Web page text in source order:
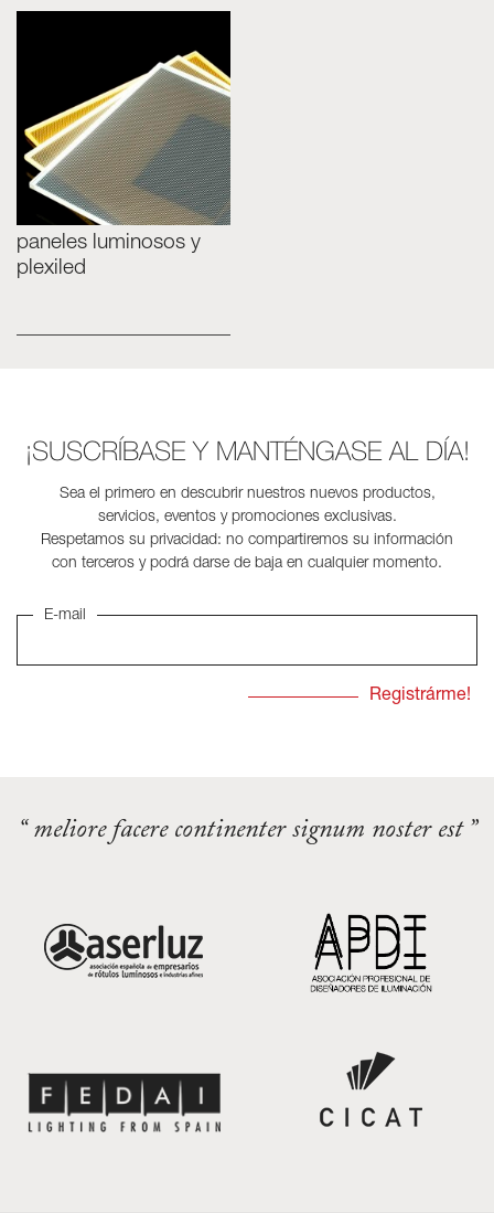
paneles luminosos y
plexiled
¡SUSCRÍBASE Y MANTÉNGASE AL DÍA!
Sea el primero en descubrir nuestros nuevos productos,
servicios, eventos y promociones exclusivas.
Respetamos su privacidad: no compartiremos su información
con terceros y podrá darse de baja en cualquier momento.
E-mail
“ meliore facere continenter signum noster est ”